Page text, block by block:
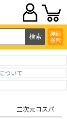
詳細
検索
ついて
二次元コスパ